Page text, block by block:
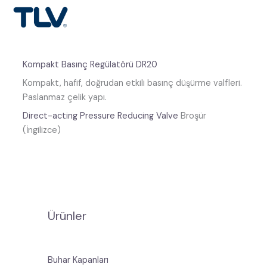
Ürünler
Buhar Kapanları
Kompakt Basınç Regülatörü DR20
Kompakt, hafif, doğrudan etkili basınç düşürme valfleri.
Paslanmaz çelik yapı.
Direct-acting Pressure Reducing Valve Broşür
(İngilizce)